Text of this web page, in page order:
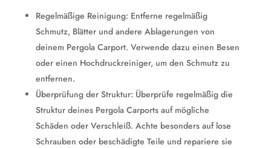
Regelmäßige Reinigung: Entferne regelmäßig
Schmutz, Blätter und andere Ablagerungen von
deinem Pergola Carport. Verwende dazu einen Besen
oder einen Hochdruckreiniger, um den Schmutz zu
entfernen.
Überprüfung der Struktur: Überprüfe regelmäßig die
Struktur deines Pergola Carports auf mögliche
Schäden oder Verschleiß. Achte besonders auf lose
Schrauben oder beschädigte Teile und repariere sie